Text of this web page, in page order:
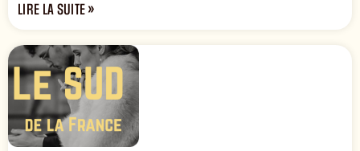
LIRE LA SUITE »